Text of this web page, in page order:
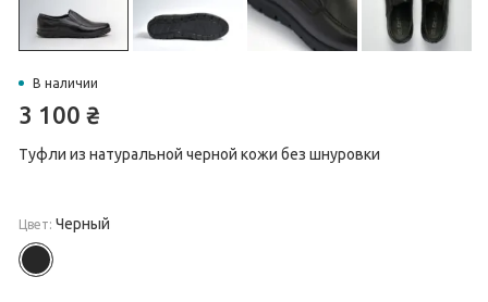
В наличии
3 100₴
Туфли из натуральной черной кожи без шнуровки
Цвет: Черный